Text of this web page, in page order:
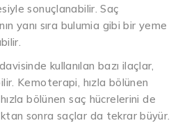
sonuçlanabilir. Saç
yanı sıra bulumia gibi bir yeme
kullanılan bazı ilaçlar,
Kemoterapi, hızla bölünen
bölünen saç hücrelerini de
sonra saçlar da tekrar büyür.